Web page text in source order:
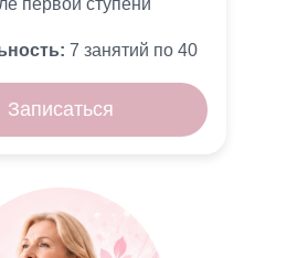
Записаться
первой ступени
7 занятий по 40